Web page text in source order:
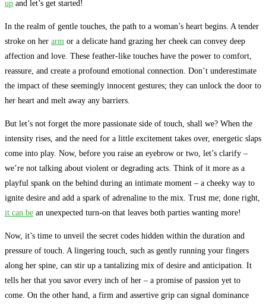
up and let’s get started!
In the realm of gentle touches, the path to a woman’s heart begins. A tender
stroke on her arm or a delicate hand grazing her cheek can convey deep
affection and love. These feather-like touches have the power to comfort,
reassure, and create a profound emotional connection. Don’t underestimate
the impact of these seemingly innocent gestures; they can unlock the door to
her heart and melt away any barriers.
But let’s not forget the more passionate side of touch, shall we? When the
intensity rises, and the need for a little excitement takes over, energetic slaps
come into play. Now, before you raise an eyebrow or two, let’s clarify –
we’re not talking about violent or degrading acts. Think of it more as a
playful spank on the behind during an intimate moment – a cheeky way to
ignite desire and add a spark of adrenaline to the mix. Trust me; done right,
it can be an unexpected turn-on that leaves both parties wanting more!
Now, it’s time to unveil the secret codes hidden within the duration and
pressure of touch. A lingering touch, such as gently running your fingers
along her spine, can stir up a tantalizing mix of desire and anticipation. It
tells her that you savor every inch of her – a promise of passion yet to
come. On the other hand, a firm and assertive grip can signal dominance